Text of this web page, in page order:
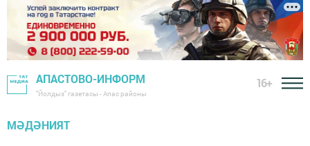
АПАСТОВО-ИНФОРМ
"Йолдыз" газетасы - Апас районы
16+
МӘДӘНИЯТ